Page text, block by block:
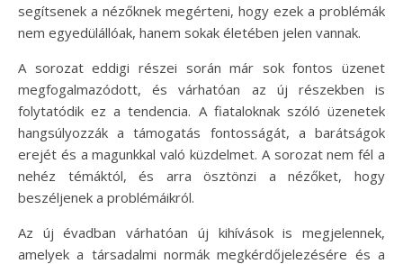
segítsenek a nézőknek megérteni, hogy ezek a problémák
nem egyedülállóak, hanem sokak életében jelen vannak.
A sorozat eddigi részei során már sok fontos üzenet
megfogalmazódott, és várhatóan az új részekben is
folytatódik ez a tendencia. A fiataloknak szóló üzenetek
hangsúlyozzák a támogatás fontosságát, a barátságok
erejét és a magunkkal való küzdelmet. A sorozat nem fél a
nehéz témáktól, és arra ösztönzi a nézőket, hogy
beszéljenek a problémáikról.
Az új évadban várhatóan új kihívások is megjelennek,
amelyek a társadalmi normák megkérdőjelezésére és a